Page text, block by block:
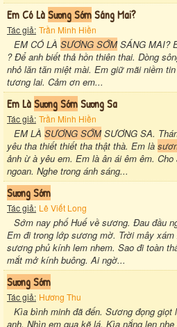
Em Có LàSương SớmSáng Mai?
Tác giả: Trần Minh Hiền
EM CÓ LÀ SƯƠNG SỚMSÁNG MAI?
? Để anh biết thả hồn thiên thai. Dòng
nhỏ lăn tăn miệt mài. Em giữ mãi niềm
tương lai. Cảm ơn em...
Em LàSương SớmSương Sa
Tác giả: Trần Minh Hiền
EM LÀ SƯƠNG SỚMSƯƠNG SA.
yêu tha thiết thiết tha thật thà. Em là
ảnh ừ à yêu em. Em là ân ái êm êm.
ngoan. Nghe trong ánh sáng...
Sương Sớm
Tác giả: Lê Viết Long
Sớm nay phố Huế về sương. Đau đầu
Em đi trong lớp sương mờ. Trời mây
sương phủ kính lem nhem. Sao đi toàn
mắt mở kính buông. Ai ngờ...
Sương Sớm
Tác giả: Hương Thu
Kìa bình minh đã đến. Sương đọng giọt
anh. Nhìn em qua kẽ lá. Kìa nắng len